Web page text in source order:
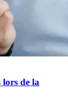
lors de la